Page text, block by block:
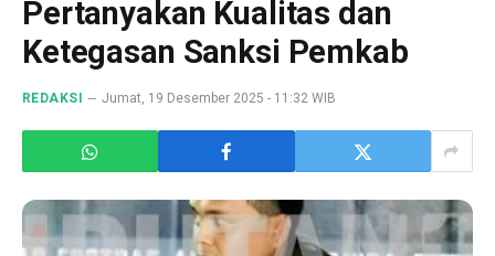
Pertanyakan Kualitas dan
Ketegasan Sanksi Pemkab
REDAKSI Jumat, 19 Desember 2025 - 11:32 WIB